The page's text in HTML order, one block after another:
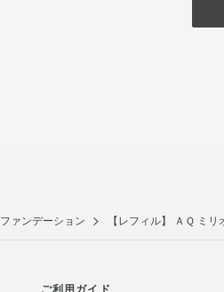
ファンデーション 【レフィル】 ＡＱ ミ